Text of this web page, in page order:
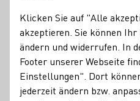
Die Hong Kong International
ProWine Shanghai bieten
deutsche Weine in Szene zu
Importeuren und Partnern
vernetzen.
Klicken Sie auf "Alle
akzeptieren. Sie können
ändern und widerrufen. In
Footer unserer Webseite
Einstellungen". Dort
jederzeit ändern bzw.